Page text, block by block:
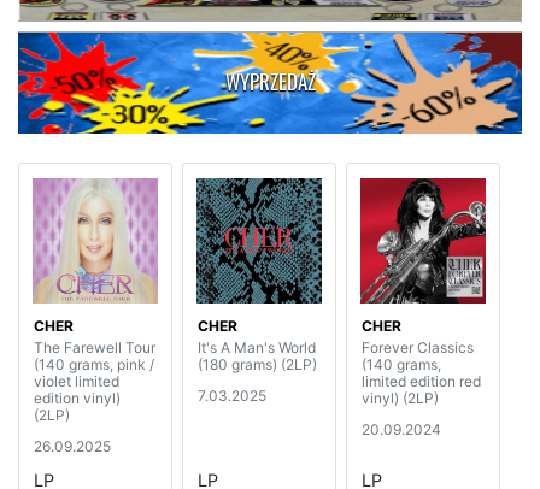
WYPRZEDAŻ
CHER
The Farewell Tour
(140 grams, pink /
violet limited
edition vinyl)
(2LP)
26.09.2025
LP
CHER
It's A Man's World
(180 grams) (2LP)
7.03.2025
LP
CHER
Forever Classics
(140 grams,
limited edition red
vinyl) (2LP)
20.09.2024
LP